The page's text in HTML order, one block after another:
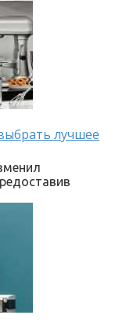
лучшее